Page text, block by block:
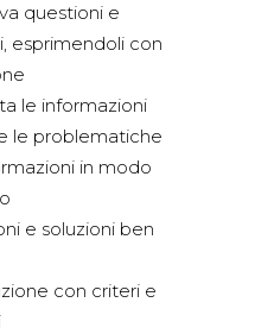
questioni e
esprimendoli con
le informazioni
le problematiche
in modo
e soluzioni ben
con criteri e